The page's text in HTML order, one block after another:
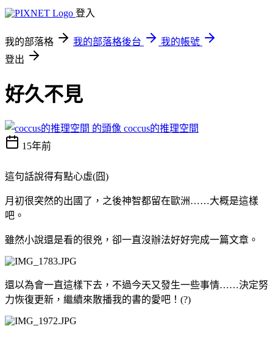
登入
我的部落格 我的部落格後台
我的帳號
登出
好久不見
coccus的推理空間
15年前
這句話說得有點心虛(囧)
月初很突然的出國了，之後神智都留在歐洲……大概是這樣
吧。
雖然小說還是看的很兇，卻一直沒辦法好好完成一篇文章。
還以為會一直這樣下去，不過今天又發生一些事情……決定努
力恢復更新，繼續來散播我的書的愛吧！(?)